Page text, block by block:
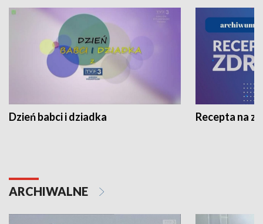
Dzień babci i dziadka Recepta na
ARCHIWALNE